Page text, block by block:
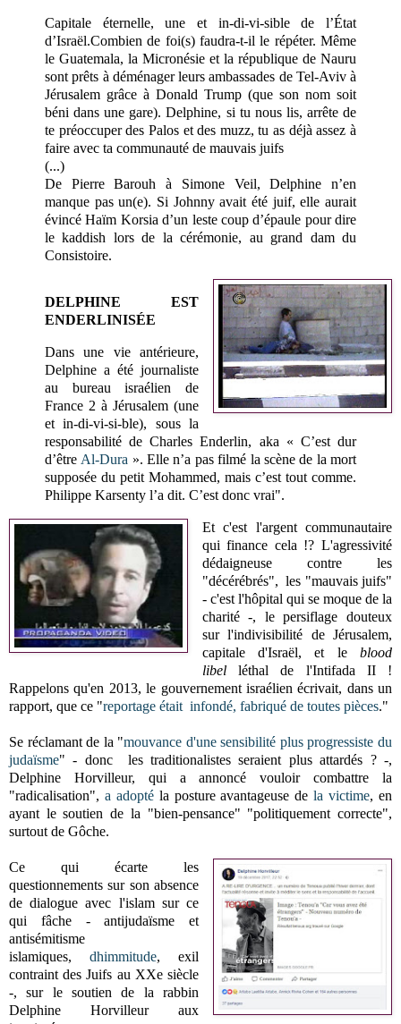
Capitale éternelle, une et in-di-vi-sible de l’État
d’Israël.Combien de foi(s) faudra-t-il le répéter. Même
le Guatemala, la Micronésie et la république de Nauru
sont prêts à déménager leurs ambassades de Tel-Aviv à
Jérusalem grâce à Donald Trump (que son nom soit
béni dans une gare). Delphine, si tu nous lis, arrête de
te préoccuper des Palos et des muzz, tu as déjà assez à
faire avec ta communauté de mauvais juifs
(...)
De Pierre Barouh à Simone Veil, Delphine n’en
manque pas un(e). Si Johnny avait été juif, elle aurait
évincé Haïm Korsia d’un leste coup d’épaule pour dire
le kaddish lors de la cérémonie, au grand dam du
Consistoire.
DELPHINE EST
ENDERLINISÉE
Dans une vie antérieure,
Delphine a été journaliste
au bureau israélien de
France 2 à Jérusalem (une
et in-di-vi-si-ble), sous la
responsabilité de Charles Enderlin, aka « C’est dur
d’être Al-Dura ». Elle n’a pas filmé la scène de la mort
supposée du petit Mohammed, mais c’est tout comme.
Philippe Karsenty l’a dit. C’est donc vrai".
Et c'est l'argent communautaire
qui finance cela !? L'agressivité
dédaigneuse contre les
"décérébrés", les "mauvais juifs"
- c'est l'hôpital qui se moque de la
charité -, le persiflage douteux
sur l'indivisibilité de Jérusalem,
capitale d'Israël, et le blood
libelléthal de l'Intifada II !
Rappelons qu'en 2013, le gouvernement israélien écrivait, dans un
rapport, que ce "reportage était infondé, fabriqué de toutes pièces."
Se réclamant de la "mouvance d'une sensibilité plus progressiste du
judaïsme" - donc les traditionalistes seraient plus attardés ? -,
Delphine Horvilleur, qui a annoncé vouloir combattre la
"radicalisation", a adoptéla posture avantageuse dela victime, en
ayant le soutien de la "bien-pensance" "politiquement correcte",
surtout de Gôche.
Ce qui écarte les
questionnements sur son absence
de dialogue avec l'islam sur ce
qui fâche - antijudaïsme et
antisémitisme
islamiques,dhimmitude, exil
contraint des Juifs au XXe siècle
-, sur le soutien de la rabbin
Delphine Horvilleur aux